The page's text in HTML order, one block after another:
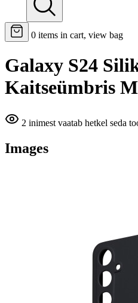
0 items in cart, view bag
Galaxy S24
Kaitseümbris
2 inimest vaatab hetkel seda
Images